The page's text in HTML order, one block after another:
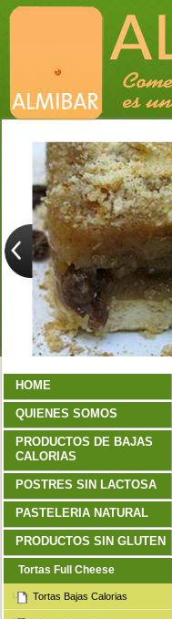
HOME
QUIENES SOMOS
PRODUCTOS DE BAJAS
CALORIAS
POSTRES SIN LACTOSA
PASTELERIA NATURAL
PRODUCTOS SIN GLUTEN
Tortas Full Cheese
Tortas Bajas Calorias